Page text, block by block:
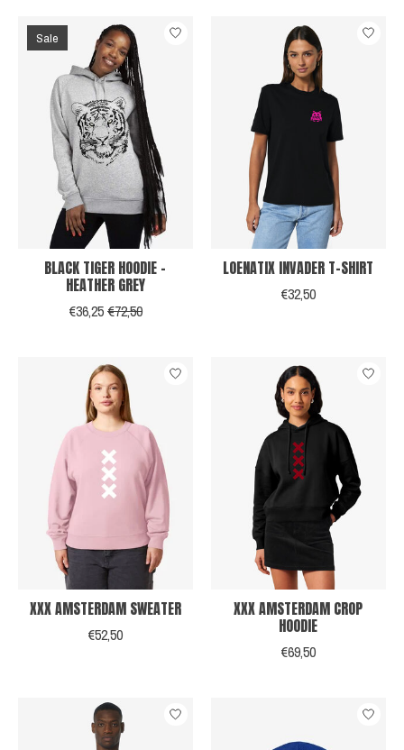
Sale
BLACK TIGER HOODIE -
HEATHER GREY
€36,25€72,50
LOENATIX INVADER T-SHIRT
€32,50
XXX AMSTERDAM SWEATER
€52,50
XXX AMSTERDAM CROP
HOODIE
€69,50